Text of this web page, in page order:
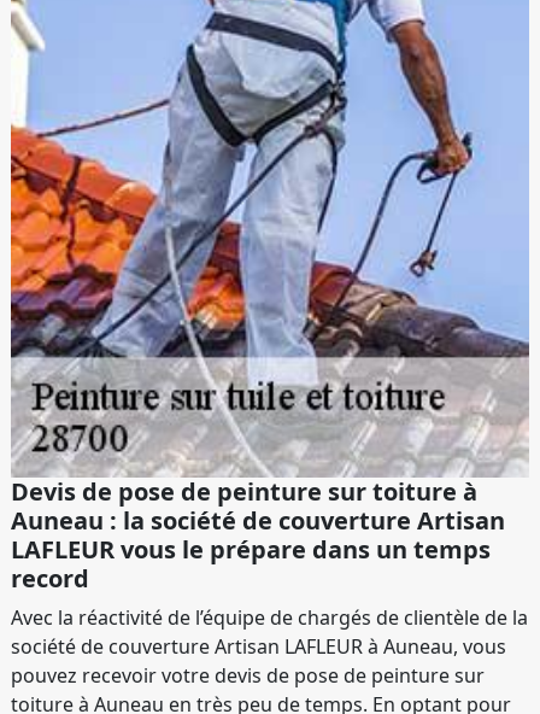
Devis de pose de peinture sur toiture à
Auneau : la société de couverture Artisan
LAFLEUR vous le prépare dans un temps
record
Avec la réactivité de l’équipe de chargés de clientèle de la
société de couverture Artisan LAFLEUR à Auneau, vous
pouvez recevoir votre devis de pose de peinture sur
toiture à Auneau en très peu de temps. En optant pour